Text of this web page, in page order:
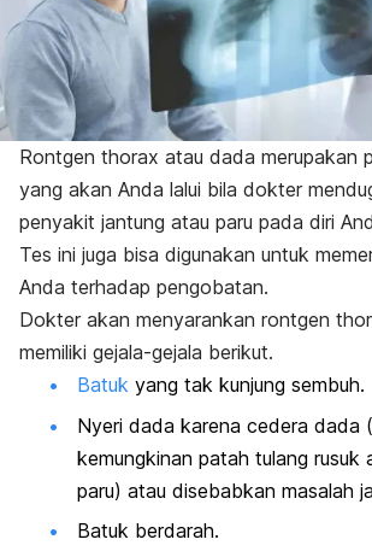
Rontgen thorax atau dada merupakan
yang akan Anda lalui bila dokter
penyakit jantung atau paru pada diri
Tes ini juga bisa digunakan untuk
Anda terhadap pengobatan.
Dokter akan menyarankan rontgen
memiliki gejala-gejala berikut.
Batuk yang tak kunjung sembuh.
Nyeri dada karena cedera dada
kemungkinan patah tulang rusuk
paru) atau disebabkan masalah
Batuk berdarah.